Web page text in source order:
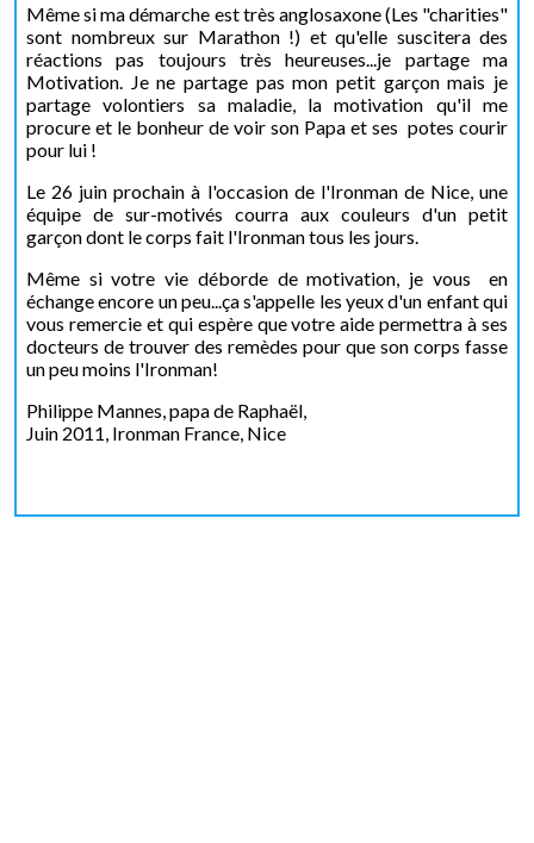
Même si ma démarche est très anglosaxone (Les "charities"
sont nombreux sur Marathon !) et qu'elle suscitera des
réactions pas toujours très heureuses...je partage ma
Motivation. Je ne partage pas mon petit garçon mais je
partage volontiers sa maladie, la motivation qu'il me
procure et le bonheur de voir son Papa et ses potes courir
pour lui !
Le 26 juin prochain à l'occasion de l'Ironman de Nice, une
équipe de sur-motivés courra aux couleurs d'un petit
garçon dont le corps fait l'Ironman tous les jours.
Même si votre vie déborde de motivation, je vous en
échange encore un peu...ça s'appelle les yeux d'un enfant qui
vous remercie et qui espère que votre aide permettra à ses
docteurs de trouver des remèdes pour que son corps fasse
un peu moins l'Ironman!
Philippe Mannes, papa de Raphaël,
Juin 2011, Ironman France, Nice